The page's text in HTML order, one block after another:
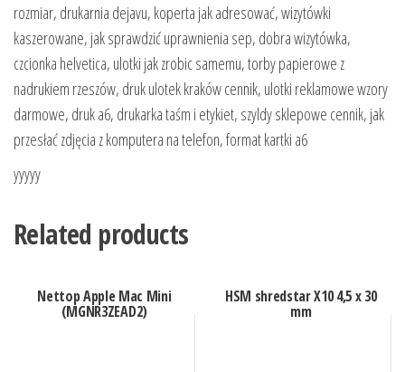
rozmiar, drukarnia dejavu, koperta jak adresować, wizytówki
kaszerowane, jak sprawdzić uprawnienia sep, dobra wizytówka,
czcionka helvetica, ulotki jak zrobic samemu, torby papierowe z
nadrukiem rzeszów, druk ulotek kraków cennik, ulotki reklamowe wzory
darmowe, druk a6, drukarka taśm i etykiet, szyldy sklepowe cennik, jak
przesłać zdjęcia z komputera na telefon, format kartki a6
yyyyy
Related products
Nettop Apple Mac Mini
(MGNR3ZEAD2)
HSM shredstar X10 4,5 x 30
mm